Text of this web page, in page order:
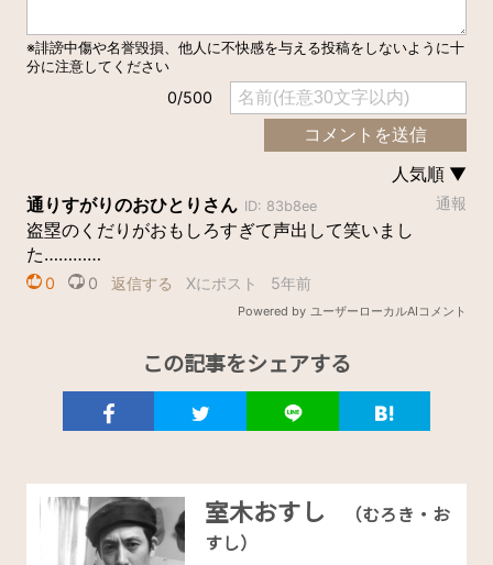
この記事をシェアする
室木おすし
（むろき・お
すし）